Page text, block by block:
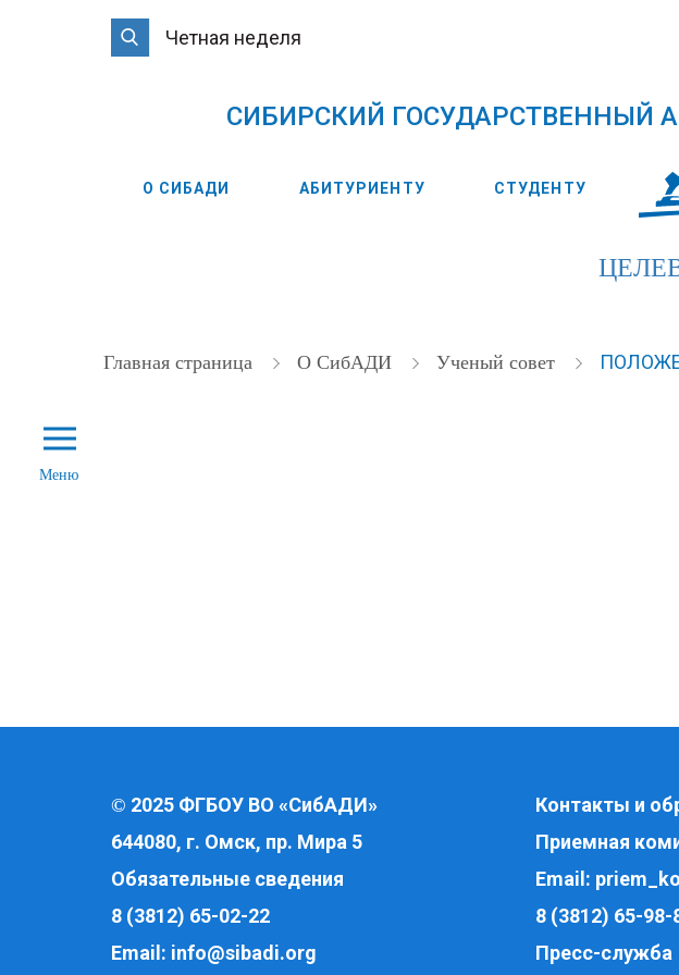
Четная неделя
CИБИРСКИЙ
О СИБАДИ АБИТУРИЕНТУ СТУДЕНТУ
Главная страница О СибАДИ Ученый совет
Меню
© 2025 ФГБОУ ВО «СибАДИ»
644080, г. Омск, пр. Мира 5
Обязательные сведения
8 (3812) 65-02-22
Email: info@sibadi.org
Контакты и
Приемная
Email:
8 (3812) 65-98-
Пресс-служба